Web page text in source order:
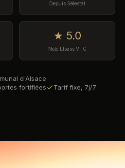
Depuis Sélestat
★ 5.0
Note Elsass VTC
d'Alsace
fortifiées
Tarif fixe, 7j/7